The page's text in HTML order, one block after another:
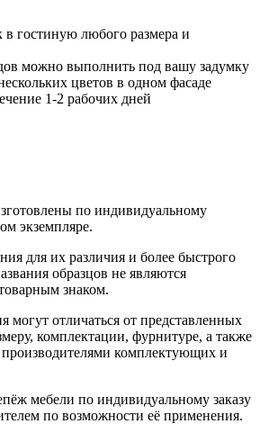
в гостиную любого размера и
можно выполнить под вашу задумку
цветов в одном фасаде
1-2 рабочих дней
по индивидуальному
экземпляре.
для их различия и более быстрого
образцов не являются
знаком.
могут отличаться от представленных
комплектации, фурнитуре, а также
комплектующих и
мебели по индивидуальному заказу
по возможности её применения.